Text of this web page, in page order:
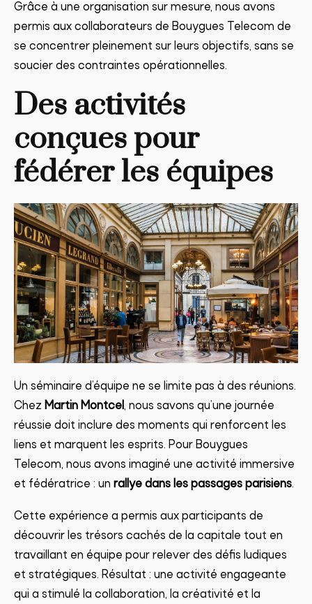
Grâce à une organisation sur mesure, nous avons
permis aux collaborateurs de Bouygues Telecom de
se concentrer pleinement sur leurs objectifs, sans se
soucier des contraintes opérationnelles.
Des activités
conçues pour
fédérer les équipes
Un séminaire d’équipe ne se limite pas à des réunions.
Chez Martin Montcel, nous savons qu’une journée
réussie doit inclure des moments qui renforcent les
liens et marquent les esprits. Pour Bouygues
Telecom, nous avons imaginé une activité immersive
et fédératrice : un rallye dans les passages parisiens.
Cette expérience a permis aux participants de
découvrir les trésors cachés de la capitale tout en
travaillant en équipe pour relever des défis ludiques
et stratégiques. Résultat : une activité engageante
qui a stimulé la collaboration, la créativité et la